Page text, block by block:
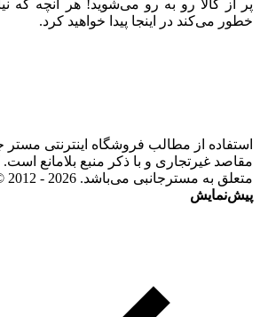
پر از کالا رو به رو می‌شوید! هر آنچه که
خطور می‌کند در اینجا پیدا خواهید کرد.
استفاده از مطالب فروشگاه اینترنتی
مقاصد غیرتجاری و با ذکر منبع بلامانع
متعلق به مسترجانبی می‌باشد. Copyright © 2012 - 2026
پیش‌نمایش